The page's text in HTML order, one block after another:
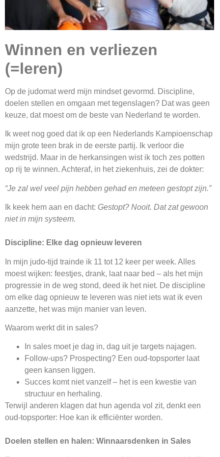
Winnen en verliezen
(=leren)
Op de judomat werd mijn mindset gevormd. Discipline,
doelen stellen en omgaan met tegenslagen? Dat was geen
keuze, dat moest om de beste van Nederland te worden.
Ik weet nog goed dat ik op een Nederlands Kampioenschap
mijn grote teen brak in de eerste partij. Ik verloor die
wedstrijd. Maar in de herkansingen wist ik toch zes potten
op rij te winnen. Achteraf, in het ziekenhuis, zei de dokter:
“Je zal wel veel pijn hebben gehad en meteen gestopt zijn.”
Ik keek hem aan en dacht: Gestopt? Nooit. Dat zat gewoon
niet in mijn systeem.
Discipline: Elke dag opnieuw leveren
In mijn judo-tijd trainde ik 11 tot 12 keer per week. Alles
moest wijken: feestjes, drank, laat naar bed – als het mijn
progressie in de weg stond, deed ik het niet. De discipline
om elke dag opnieuw te leveren was niet iets wat ik even
aanzette, het was mijn manier van leven.
Waarom werkt dit in sales?
In sales moet je dag in, dag uit je targets najagen.
Follow-ups? Prospecting? Een oud-topsporter laat
geen kansen liggen.
Succes komt niet vanzelf – het is een kwestie van
structuur en herhaling.
Terwijl anderen klagen dat hun agenda vol zit, denkt een
oud-topsporter: Hoe kan ik efficiënter worden.
Doelen stellen en halen: Winnaarsdenken in Sales